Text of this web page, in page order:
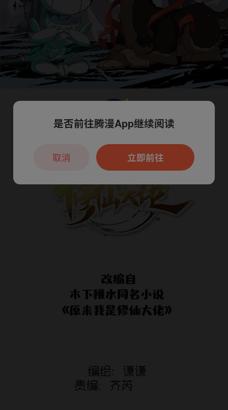
本章节仅支持App阅读，可打开App新用
户7天免费看
是否前往腾漫App继续阅读
立即前往
取消